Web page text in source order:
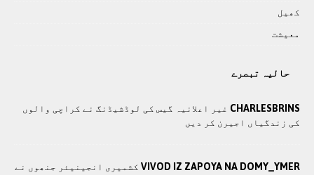
کھيل
معيشت
حالیہ تبصرے
CHARLESBRINS غیر اعلانیہ گیس کی لوڈشیڈنگ نے کراچی والوں
کی زندگیاں اجیرن کر دیں
VIVOD IZ ZAPOYA NA DOMY_YMER کشمیری انجینیئر جنھوں نے